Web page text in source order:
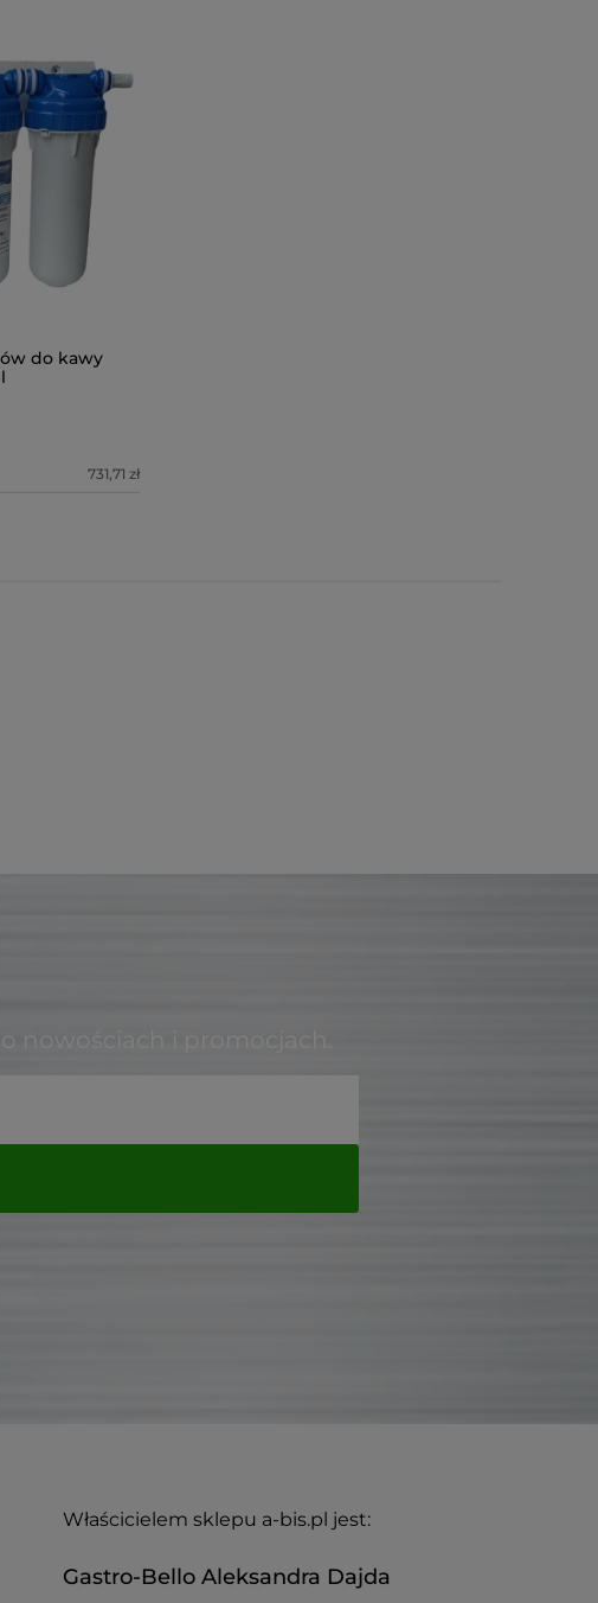
do kawy
731,71 zł
nowościach i promocjach.
Właścicielem sklepu a-bis.pl jest:
Gastro-Bello Aleksandra Dajda